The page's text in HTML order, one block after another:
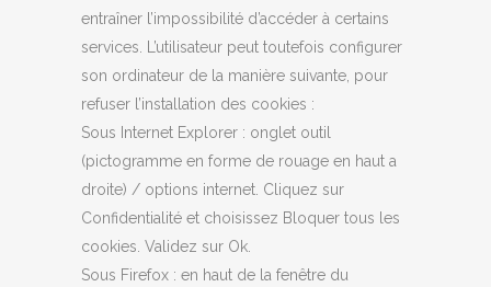
entraîner l’impossibilité d’accéder à certains
services. L’utilisateur peut toutefois configurer
son ordinateur de la manière suivante, pour
refuser l’installation des cookies :
Sous Internet Explorer : onglet outil
(pictogramme en forme de rouage en haut a
droite) / options internet. Cliquez sur
Confidentialité et choisissez Bloquer tous les
cookies. Validez sur Ok.
Sous Firefox : en haut de la fenêtre du